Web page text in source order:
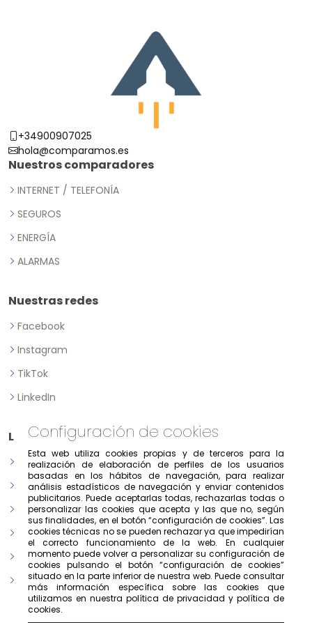
+34900907025
hola@comparamos.es
Nuestros comparadores
INTERNET / TELEFONÍA
SEGUROS
ENERGÍA
ALARMAS
Nuestras redes
Facebook
Instagram
TikTok
LinkedIn
Legal
Aviso legal
Política de Privacidad
Política de consentimiento previo, expreso e informado
Condiciones de uso del portal
Política de cookies
Configurar cookies
Configuración de cookies
Esta web utiliza cookies propias y de terceros para la
realización de elaboración de perfiles de los usuarios
basadas en los hábitos de navegación, para realizar
análisis estadísticos de navegación y enviar contenidos
publicitarios. Puede aceptarlas todas, rechazarlas todas o
personalizar las cookies que acepta y las que no, según
sus finalidades, en el botón “configuración de cookies”. Las
cookies técnicas no se pueden rechazar ya que impedirían
el correcto funcionamiento de la web. En cualquier
momento puede volver a personalizar su configuración de
cookies pulsando el botón “configuración de cookies”
situado en la parte inferior de nuestra web. Puede consultar
más información específica sobre las cookies que
utilizamos en nuestra política de privacidad y política de
cookies.